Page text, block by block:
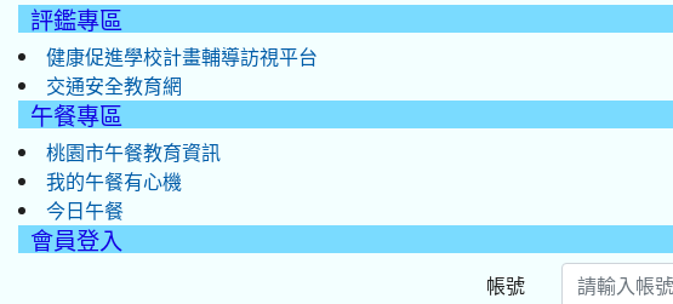
評鑑專區
健康促進學校計畫輔導訪視平台
交通安全教育網
午餐專區
桃園市午餐教育資訊
我的午餐有心機
今日午餐
會員登入
帳號